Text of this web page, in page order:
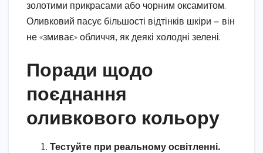
золотими прикрасами або чорним оксамитом.
Оливковий пасує більшості відтінків шкіри — він
не «змиває» обличчя, як деякі холодні зелені.
Поради щодо
поєднання
оливкового кольору
Тестуйте при реальному освітленні.